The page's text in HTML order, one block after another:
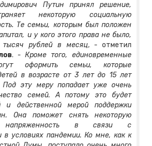
Путин принял решение,
некоторую социальную
Те семьи, которым был положен
и у кого этого права не было,
рублей в месяц, - отметил
. - Кроме того, единовременные
оформить семьи, которые
в возрасте от 3 лет до 15 лет
Под эту меру попадает уже очень
семей. А потому это будет
и действенной мерой поддержки
Она поможет снять некоторую
напряженность в связи с
в условиях пандемии. Ко мне, как к